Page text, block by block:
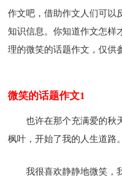
作文吧，借助作文人们可以
知识信息。你知道作文怎样
理的微笑的话题作文，仅供
微笑的话题作文1
也许在那个充满爱的秋
枫叶，开始了我的人生道路。
我很喜欢静静地微笑，